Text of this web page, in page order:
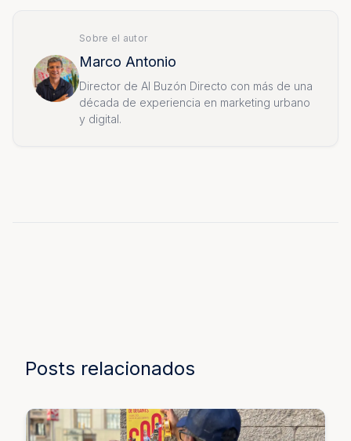
Sobre el autor
Marco Antonio
Director de Al Buzón Directo con más de una
década de experiencia en marketing urbano
y digital.
Posts relacionados